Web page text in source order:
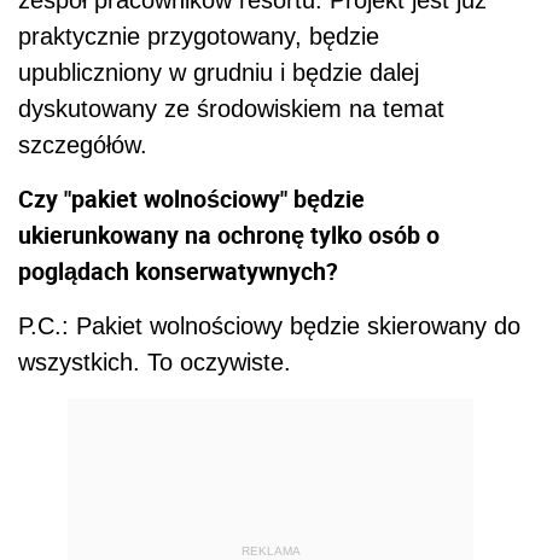
praktycznie przygotowany, będzie
upubliczniony w grudniu i będzie dalej
dyskutowany ze środowiskiem na temat
szczegółów.
Czy "pakiet wolnościowy" będzie
ukierunkowany na ochronę tylko osób o
poglądach konserwatywnych?
P.C.: Pakiet wolnościowy będzie skierowany do
wszystkich. To oczywiste.
REKLAMA